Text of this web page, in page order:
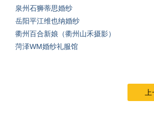
泉州石狮蒂思婚纱
岳阳平江维也纳婚纱
衢州百合新娘（衢州山禾摄影）
菏泽WM婚纱礼服馆